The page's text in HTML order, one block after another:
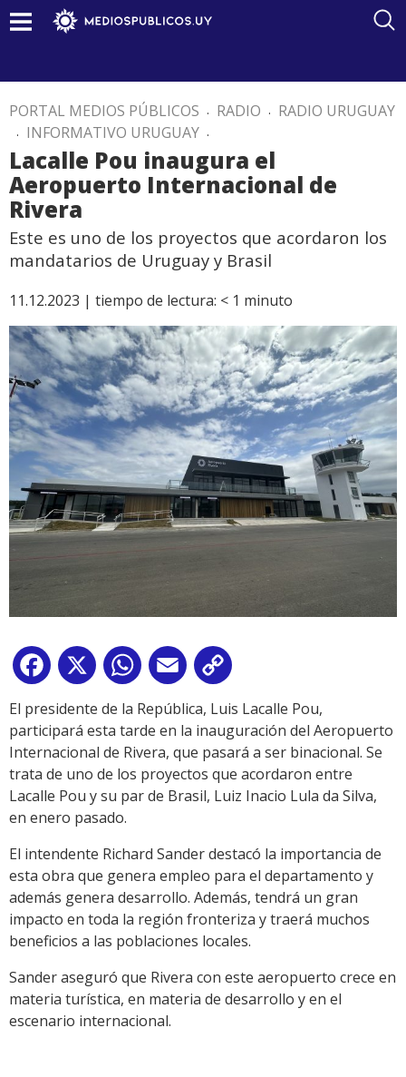
PORTAL MEDIOS PÚBLICOS . RADIO . RADIO URUGUAY
. INFORMATIVO URUGUAY .
Lacalle Pou inaugura el
Aeropuerto Internacional de
Rivera
Este es uno de los proyectos que acordaron los
mandatarios de Uruguay y Brasil
11.12.2023 | tiempo de lectura: < 1 minuto
Facebook
X WhatsApp
Email
Link
El presidente de la República, Luis Lacalle Pou,
participará esta tarde en la inauguración del Aeropuerto
Internacional de Rivera, que pasará a ser binacional. Se
trata de uno de los proyectos que acordaron entre
Lacalle Pou y su par de Brasil, Luiz Inacio Lula da Silva,
en enero pasado.
El intendente Richard Sander destacó la importancia de
esta obra que genera empleo para el departamento y
además genera desarrollo. Además, tendrá un gran
impacto en toda la región fronteriza y traerá muchos
beneficios a las poblaciones locales.
Sander aseguró que Rivera con este aeropuerto crece en
materia turística, en materia de desarrollo y en el
escenario internacional.